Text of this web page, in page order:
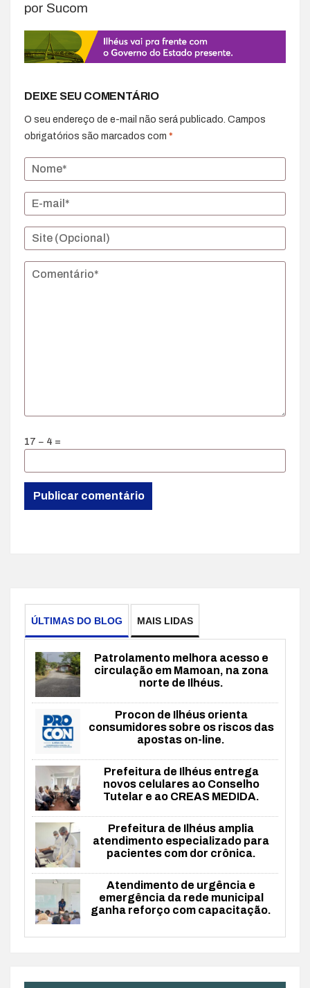
por Sucom
DEIXE SEU COMENTÁRIO
O seu endereço de e-mail não será publicado. Campos
obrigatórios são marcados com *
17 − 4 =
ÚLTIMAS DO BLOG MAIS LIDAS
Patrolamento melhora acesso e
circulação em Mamoan, na zona
norte de Ilhéus.
Procon de Ilhéus orienta
consumidores sobre os riscos das
apostas on-line.
Prefeitura de Ilhéus entrega
novos celulares ao Conselho
Tutelar e ao CREAS MEDIDA.
Prefeitura de Ilhéus amplia
atendimento especializado para
pacientes com dor crônica.
Atendimento de urgência e
emergência da rede municipal
ganha reforço com capacitação.